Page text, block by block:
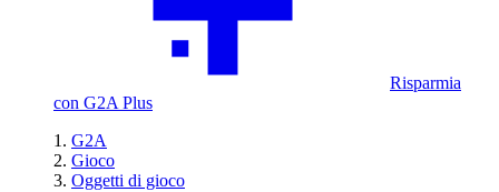
Risparmia
con G2A Plus
G2A
Gioco
Oggetti di gioco